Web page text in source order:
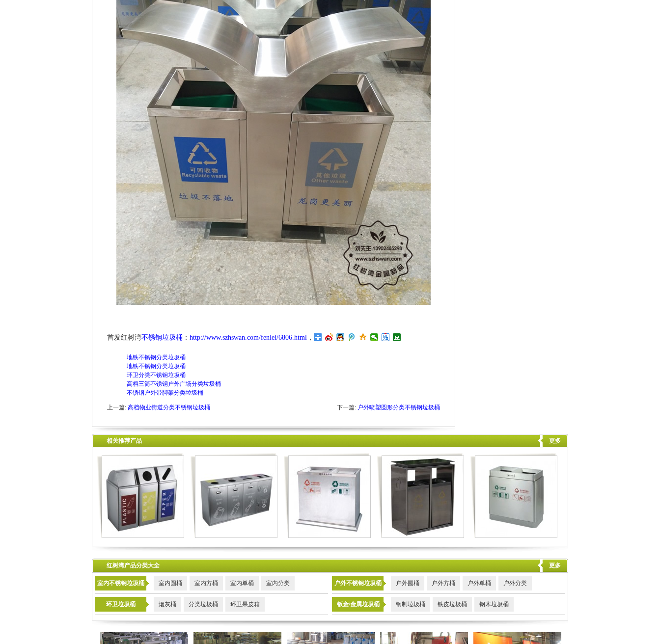
首发红树湾不锈钢垃圾桶 ： http://www.szhswan.com/fenlei/6806.html ，
地铁不锈钢分类垃圾桶
地铁不锈钢分类垃圾桶
环卫分类不锈钢垃圾桶
高档三筒不锈钢户外广场分类垃圾桶
不锈钢户外带脚架分类垃圾桶
上一篇: 高档物业街道分类不锈钢垃圾桶 下一篇: 户外喷塑圆形分类不锈钢垃圾桶
相关推荐产品 更多
红树湾产品分类大全 更多
室内不锈钢垃圾桶 室内圆桶 室内方桶 室内单桶 室内分类
环卫垃圾桶 烟灰桶 分类垃圾桶 环卫果皮箱
户外不锈钢垃圾桶 户外圆桶 户外方桶 户外单桶 户外分类
钣金/金属垃圾桶 钢制垃圾桶 铁皮垃圾桶 钢木垃圾桶